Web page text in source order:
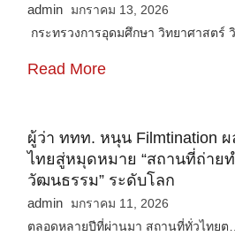
admin
มกราคม 13, 2026
กระทรวงการอุดมศึกษา วิทยาศาสตร์
Read More
ผู้ว่า ททท. หนุน Filmtination
ไทยสู่หมุดหมาย “สถานที่ถ่ายท
วัฒนธรรม” ระดับโลก
admin
มกราคม 11, 2026
ตลอดหลายปีที่ผ่านมา สถานที่ทั่วไทยต…